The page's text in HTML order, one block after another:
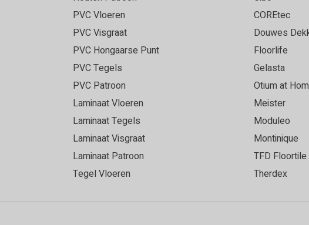
PVC Vloeren
PVC Visgraat
PVC Hongaarse Punt
PVC Tegels
PVC Patroon
Laminaat Vloeren
Laminaat Tegels
Laminaat Visgraat
Laminaat Patroon
Tegel Vloeren
COREtec
Douwes
Floorlife
Gelasta
Otium at
Meister
Moduleo
Montinique
TFD Floortile
Therdex